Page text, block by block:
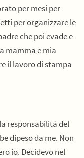
per mesi per
per organizzare le
che poi evade e
mamma e mia
il lavoro di stampa
responsabilità del
dipeso da me. Non
io. Decidevo nel